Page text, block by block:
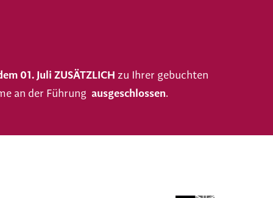
01. Juli ZUSÄTZLICH zu Ihrer gebuchten
an der Führung ausgeschlossen.